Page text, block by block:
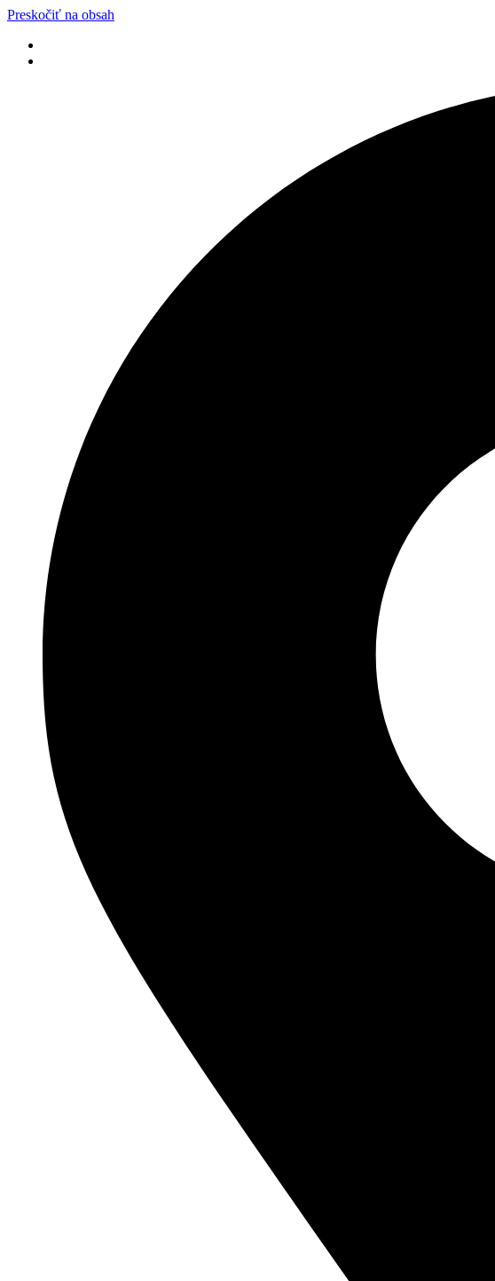
Preskočiť na obsah